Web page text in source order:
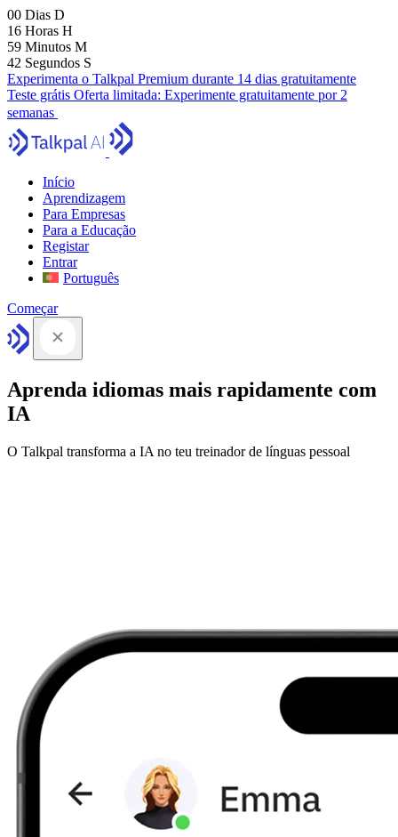
00 Dias D
16 Horas H
59 Minutos M
41 Segundos S
Experimenta o Talkpal Premium durante 14 dias gratuitamente
Teste grátis Oferta limitada: Experimente gratuitamente por 2
semanas
Início
Aprendizagem
Para Empresas
Para a Educação
Registar
Entrar
Português
Começar
Aprenda idiomas mais rapidamente com
IA
O Talkpal transforma a IA no teu treinador de línguas pessoal